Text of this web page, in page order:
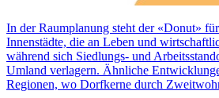
In der Raumplanung steht der «Donut»
Innenstädte, die an Leben und
während sich Siedlungs- und
Umland verlagern. Ähnliche
Regionen, wo Dorfkerne durch